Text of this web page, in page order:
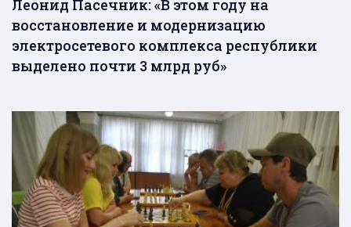
Леонид Пасечник: «В этом году на
восстановление и модернизацию
электросетевого комплекса республики
выделено почти 3 млрд руб»